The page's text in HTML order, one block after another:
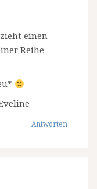
einen
Reihe
Antworten